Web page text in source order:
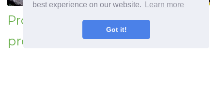
best experience on our website.
Learn more
Got it!
Projeto amarelo do jardim que
projeta o esquema do jardim